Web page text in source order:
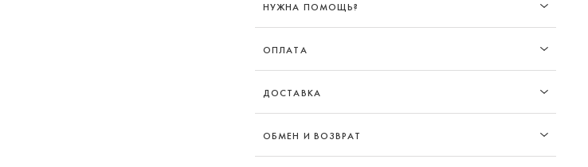
НУЖНА ПОМОЩЬ?
ОПЛАТА
ДОСТАВКА
ОБМЕН И ВОЗВРАТ